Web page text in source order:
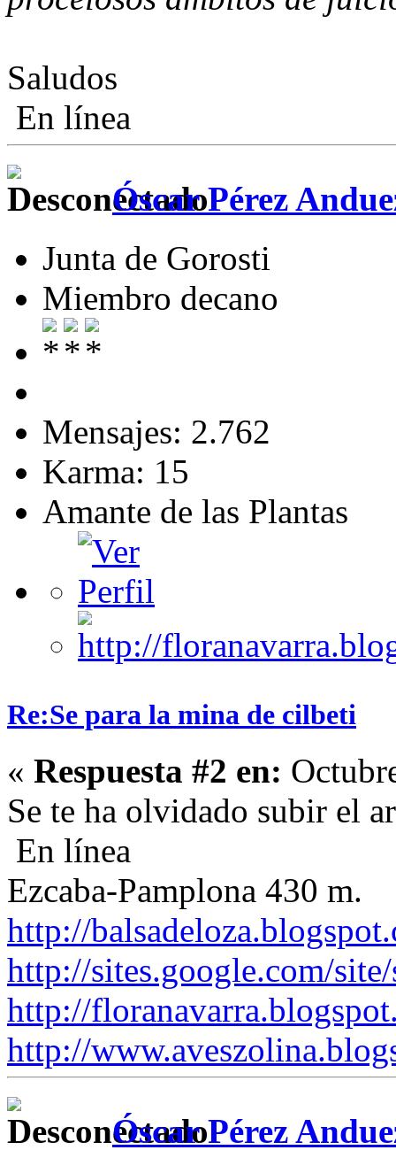
Saludos
En línea
Óscar Pérez
Junta de Gorosti
Miembro decano
Mensajes: 2.762
Karma: 15
Amante de las Plantas
Re:Se para la mina de cilbeti
« Respuesta #2 en:
Se te ha olvidado subir el
En línea
Ezcaba-Pamplona 430 m.
http://
http://sites.google.com/
http://
http://
Óscar Pérez